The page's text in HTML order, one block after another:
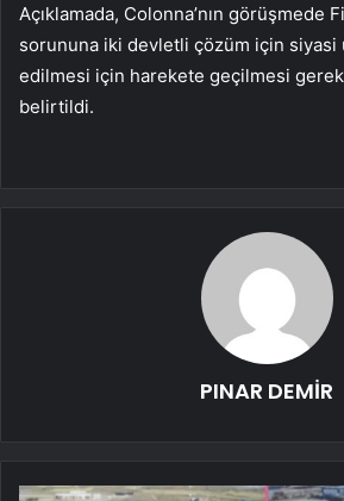
Açıklamada, Colonna’nın görüşmede
sorununa iki devletli çözüm için
edilmesi için harekete geçilmesi
belirtildi.
PINAR DEMİR